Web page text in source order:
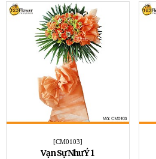
[CM0103]
Vạn Sự Như Ý 1